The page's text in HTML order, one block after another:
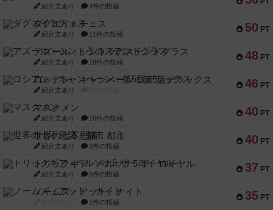
紹介文あり 4件の投稿
50 PT
ダグエイトチェス
紹介文あり 11件の投稿
48 PT
アズール：シントラのステンドグラス
紹介文あり 18件の投稿
46 PT
ロシアン・キャンペーン：第5版デラックス
紹介文あり
40 PT
マスクメン
紹介文あり 16件の投稿
40 PT
世界の七不思議：都市
紹介文あり 3件の投稿
37 PT
トリックギア - ペルソナ5 ザ・ロイヤル-
紹介文あり 6件の投稿
35 PT
ノームズ・アット・ナイト
1件の投稿